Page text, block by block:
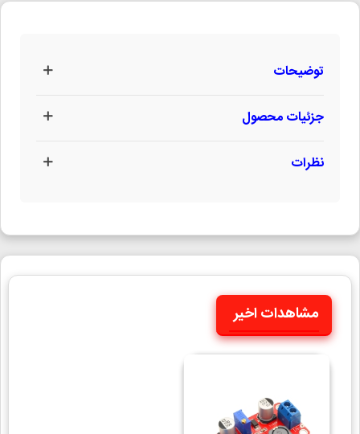
توضیحات
جزئیات محصول
نظرات
مشاهدات اخیر